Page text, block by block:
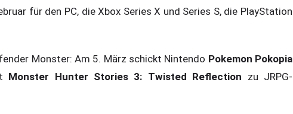
für den PC, die Xbox Series X und Series S, die PlayStation
Monster: Am 5. März schickt Nintendo Pokemon Pokopia
Monster Hunter Stories 3: Twisted Reflection zu JRPG-